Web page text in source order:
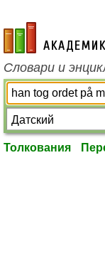
academic.ru
Словари и
Толкования